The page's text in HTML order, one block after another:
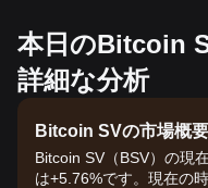
本日のBitcoin
詳細な分析
Bitcoin SVの市場概要
Bitcoin SV（BSV）の現
は+5.76%です。現在の